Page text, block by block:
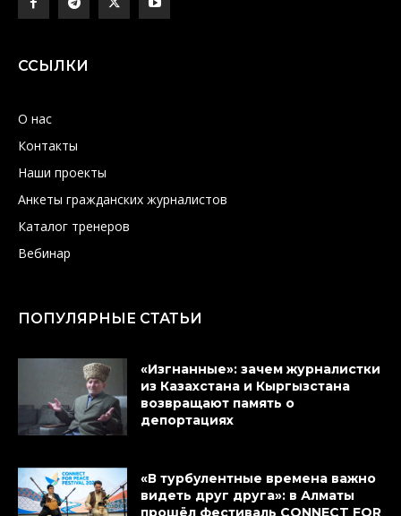
ССЫЛКИ
О нас
Контакты
Наши проекты
Анкеты гражданских журналистов
Каталог тренеров
Вебинар
ПОПУЛЯРНЫЕ СТАТЬИ
«Изгнанные»: зачем журналистки
из Казахстана и Кыргызстана
возвращают память о
депортациях
«В турбулентные времена важно
видеть друг друга»: в Алматы
прошёл фестиваль CONNECT FOR